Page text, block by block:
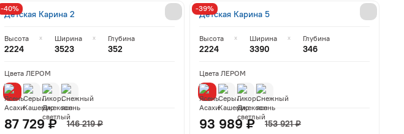
Детская Карина 2
Высота
2224
Ширина
3523
Глубина
352
Цвета ЛЕРОМ
87 729 ₽ 146 219 ₽
-40%
Детская Карина 5
Высота
2224
Ширина
3390
Глубина
346
Цвета ЛЕРОМ
93 989 ₽ 153 921 ₽
-39%